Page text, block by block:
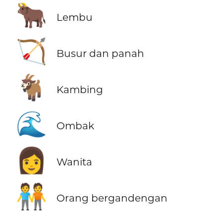
🐂 Lembu
🏹 Busur dan panah
🐐 Kambing
🌊 Ombak
👩 Wanita
🧑‍🤝‍🧑 Orang bergandengan